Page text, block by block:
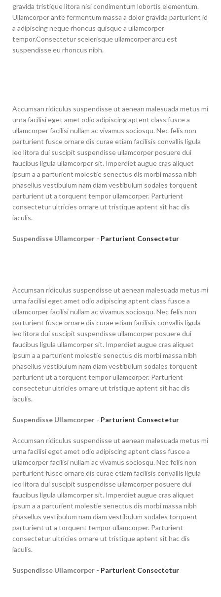
gravida tristique litora nisi condimentum lobortis elementum.
Ullamcorper ante fermentum massa a dolor gravida parturient id
a adipiscing neque rhoncus quisque a ullamcorper
tempor.Consectetur scelerisque ullamcorper arcu est
suspendisse eu rhoncus nibh.
Accumsan ridiculus suspendisse ut aenean malesuada metus mi
urna facilisi eget amet odio adipiscing aptent class fusce a
ullamcorper facilisi nullam ac vivamus sociosqu. Nec felis non
parturient fusce ornare dis curae etiam facilisis convallis ligula
leo litora dui suscipit suspendisse ullamcorper posuere dui
faucibus ligula ullamcorper sit. Imperdiet augue cras aliquet
ipsum a a parturient molestie senectus dis morbi massa nibh
phasellus vestibulum nam diam vestibulum sodales torquent
parturient ut a torquent tempor ullamcorper. Parturient
consectetur ultricies ornare ut tristique aptent sit hac dis
iaculis.
Suspendisse Ullamcorper - Parturient Consectetur
Accumsan ridiculus suspendisse ut aenean malesuada metus mi
urna facilisi eget amet odio adipiscing aptent class fusce a
ullamcorper facilisi nullam ac vivamus sociosqu. Nec felis non
parturient fusce ornare dis curae etiam facilisis convallis ligula
leo litora dui suscipit suspendisse ullamcorper posuere dui
faucibus ligula ullamcorper sit. Imperdiet augue cras aliquet
ipsum a a parturient molestie senectus dis morbi massa nibh
phasellus vestibulum nam diam vestibulum sodales torquent
parturient ut a torquent tempor ullamcorper. Parturient
consectetur ultricies ornare ut tristique aptent sit hac dis
iaculis.
Suspendisse Ullamcorper - Parturient Consectetur
Accumsan ridiculus suspendisse ut aenean malesuada metus mi
urna facilisi eget amet odio adipiscing aptent class fusce a
ullamcorper facilisi nullam ac vivamus sociosqu. Nec felis non
parturient fusce ornare dis curae etiam facilisis convallis ligula
leo litora dui suscipit suspendisse ullamcorper posuere dui
faucibus ligula ullamcorper sit. Imperdiet augue cras aliquet
ipsum a a parturient molestie senectus dis morbi massa nibh
phasellus vestibulum nam diam vestibulum sodales torquent
parturient ut a torquent tempor ullamcorper. Parturient
consectetur ultricies ornare ut tristique aptent sit hac dis
iaculis.
Suspendisse Ullamcorper - Parturient Consectetur